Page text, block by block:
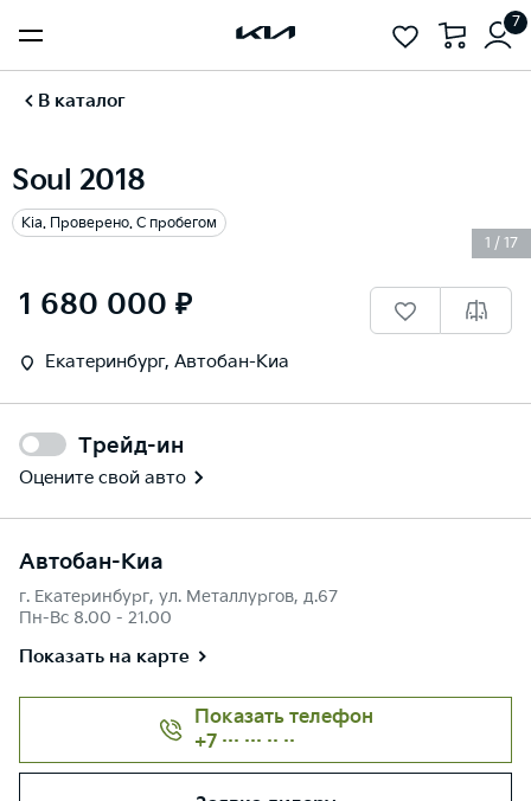
7
В каталог
Soul 2018
Kia. Проверено. С пробегом
1 / 17
1 680 000 ₽
Екатеринбург, Автобан-Киа
Трейд-ин
Оцените свой авто
Автобан-Киа
г. Екатеринбург, ул. Металлургов, д.67
Пн-Вс 8.00 - 21.00
Показать на карте
Показать телефон
+7 ··· ··· ·· ··